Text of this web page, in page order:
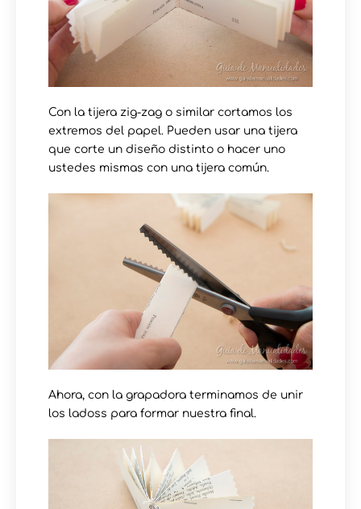
Con la tijera zig-zag o similar cortamos los
extremos del papel. Pueden usar una tijera
que corte un diseño distinto o hacer uno
ustedes mismas con una tijera común.
Ahora, con la grapadora terminamos de unir
los ladoss para formar nuestra final.